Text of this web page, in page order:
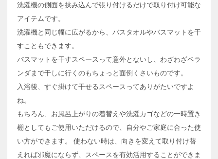
洗濯機の側面を挟み込んで張り付けるだけで取り付け可能な
アイテムです。
洗濯機と同じ幅に広がるから、バスタオルやバスマットを干
すこともできます。
バスマットを干すスペースって意外とないし、わざわざベラ
ンダまで干しに行くのもちょっと面倒くさいものです。
入浴後、すぐ掛けて干せるスペースってありがたいですよ
ね。
もちろん、お風呂上がりの着替えや洗濯カゴなどの一時置き
棚としてもご使用いただけるので、自分やご家庭に合った使
い方ができます。 使わない時は、向きを変えて取り付け替
えれば邪魔にならず、スペースを有効活用することができま